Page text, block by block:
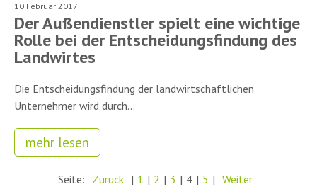
10 Februar 2017
Der Außendienstler spielt eine wichtige
Rolle bei der Entscheidungsfindung des
Landwirtes
Die Entscheidungsfindung der landwirtschaftlichen
Unternehmer wird durch...
mehr lesen
Seite: Zurück | 1 | 2 | 3 | 4 | 5 | Weiter